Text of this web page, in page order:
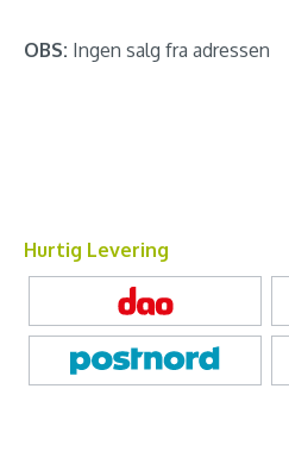
OBS: Ingen salg fra adressen
Hurtig Levering